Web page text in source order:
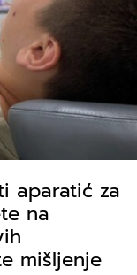
aparatić za
na
mišljenje